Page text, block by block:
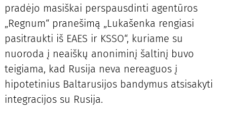
pradėjo masiškai perspausdinti agentūros
„Regnum“ pranešimą „Lukašenka rengiasi
pasitraukti iš EAES ir KSSO“, kuriame su
nuoroda į neaiškų anoniminį šaltinį buvo
teigiama, kad Rusija neva nereaguos į
hipotetinius Baltarusijos bandymus atsisakyti
integracijos su Rusija.